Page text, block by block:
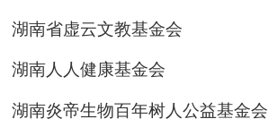
湖南省虚云文教基金会
湖南人人健康基金会
湖南炎帝生物百年树人公益基金会